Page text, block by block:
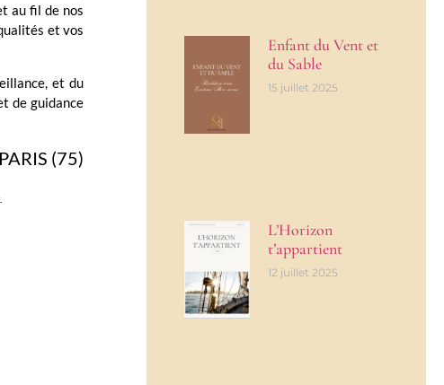
au fil de nos
et vos
et du
de guidance
(75)
Enfant du Vent et
du Sable
15 juillet 2025
L’Horizon
t’appartient
12 juillet 2025